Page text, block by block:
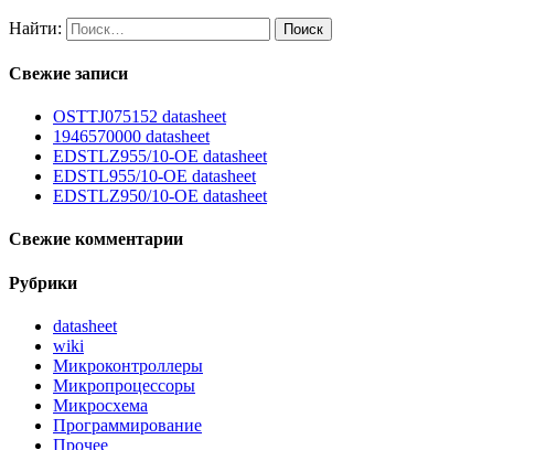
Найти:
Свежие записи
OSTTJ075152 datasheet
1946570000 datasheet
EDSTLZ955/10-OE datasheet
EDSTL955/10-OE datasheet
EDSTLZ950/10-OE datasheet
Свежие комментарии
Рубрики
datasheet
wiki
Микроконтроллеры
Микропроцессоры
Микросхема
Программирование
Прочее